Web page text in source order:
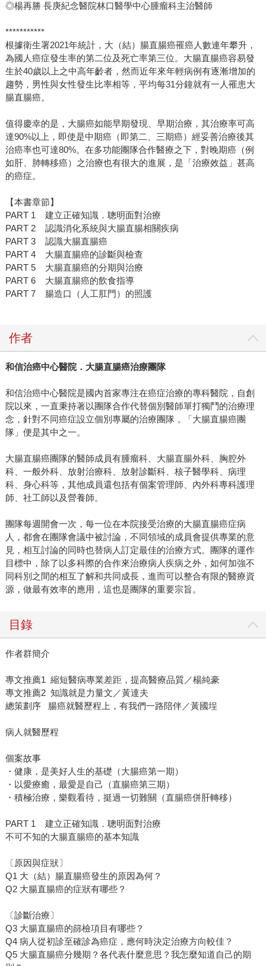
◎楊再勝 長庚紀念醫院林口醫學中心腫瘤科主治醫師
***********
根據衛生署2021年統計，大（結）腸直腸癌罹癌人數連年攀升，
為國人癌症發生率的第二位及死亡率第三位。大腸直腸癌容易發
生於40歲以上之中高年齡者，然而近年來年輕病例有逐漸增加的
趨勢，男性與女性發生比率相等，平均每31分鐘就有一人罹患大
腸直腸癌。
值得慶幸的是，大腸癌如能早期發現、早期治療，其治療率可高
達90%以上，即使是中期癌（即第二、三期癌）經妥善治療後其
治癌率也可達80%。在多功能團隊合作醫療之下，對晚期癌（例
如肝、肺轉移癌）之治療也有很大的進展，是「治療效益」甚高
的癌症。
【本書章節】
PART 1 建立正確知識．聰明面對治療
PART 2 認識消化系統與大腸直腸相關疾病
PART 3 認識大腸直腸癌
PART 4 大腸直腸癌的診斷與檢查
PART 5 大腸直腸癌的分期與治療
PART 6 大腸直腸癌的飲食指導
PART 7 腸造口（人工肛門）的照護
作者
和信治癌中心醫院．大腸直腸癌治療團隊
和信治癌中心醫院是國內首家專注在癌症治療的專科醫院，自創
院以來，一直秉持著以團隊合作代替個別醫師單打獨鬥的治療理
念，針對不同癌症設立個別專屬的治療團隊，「大腸直腸癌團
隊」便是其中之一。
大腸直腸癌團隊的醫師成員有腫瘤科、大腸直腸外科、胸腔外
科、一般外科、放射治療科、放射診斷科、核子醫學科、病理
科、身心科等，其他成員還包括有個案管理師、內外科專科護理
師、社工師以及營養師。
團隊每週開會一次，每一位在本院接受治療的大腸直腸癌症病
人，都會在團隊會議中被討論，不同領域的成員會提供專業的意
見，相互討論的同時也替病人訂定最佳的治療方式。團隊的運作
目標中，除了以多科際的合作來治療病人疾病之外，如何加強不
同科別之間的相互了解和共同成長，進而可以整合有限的醫療資
源，做最有效率的應用，這也是團隊的重要宗旨。
目錄
作者群簡介
專文推薦1 縮短醫病專業差距，提高醫療品質／楊純豪
專文推薦2 知識就是力量文／黃達夫
總策劃序 腸癌就醫歷程上，有我們一路陪伴／黃國埕
病人就醫歷程
個案故事
・健康，是美好人生的基礎（大腸癌第一期）
・以愛療癒，最愛是自己（直腸癌第三期）
・積極治療，樂觀看待，挺過一切難關（直腸癌併肝轉移）
PART 1 建立正確知識．聰明面對治療
不可不知的大腸直腸癌的基本知識
〔原因與症狀〕
Q1 大（結）腸直腸癌發生的原因為何？
Q2 大腸直腸癌的症狀有哪些？
〔診斷治療〕
Q3 大腸直腸癌的篩檢項目有哪些？
Q4 病人從初診至確診為癌症，應何時決定治療方向較佳？
Q5 大腸直腸癌分幾期？各代表什麼意思？我怎麼知道自己的期